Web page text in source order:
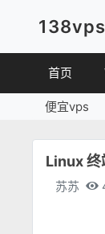
首页
便宜vps
Linux 终
苏苏